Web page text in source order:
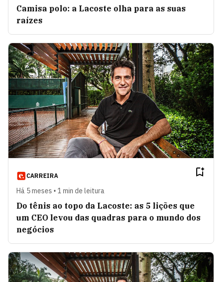
Camisa polo: a Lacoste olha para as suas
raízes
CARREIRA
Há 5 meses • 1 min de leitura
Do tênis ao topo da Lacoste: as 5 lições que
um CEO levou das quadras para o mundo dos
negócios